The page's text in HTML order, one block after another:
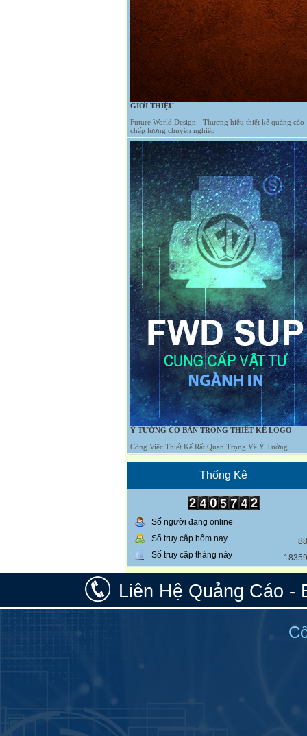
GIỚI THIỆU
Future World Design - Thương hiệu thiết kế quảng cáo
chấp lượng chuyên nghiệp
Ý TƯỞNG CƠ BẢN TRONG THIẾT KẾ LOGO
Công Việc Thiết Kế Rất Quan Trọng Về Ý Tưởng
Thống Kê
Số người đang online
Số truy cập hôm nay
Số truy cập tháng này
Liên Hệ Quảng Cáo -